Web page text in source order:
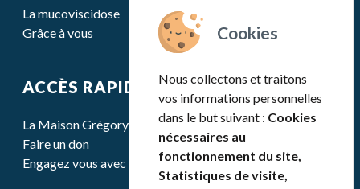
Nous collectons et traitons
vos informations personnelles
dans le but suivant : Cookies
nécessaires au
fonctionnement du site,
Statistiques de visite,
La mucoviscidose
Grâce à vous
ACCÈS RAPIDE
La Maison Grégory Lemarchal
Faire un don
Engagez vous avec nous